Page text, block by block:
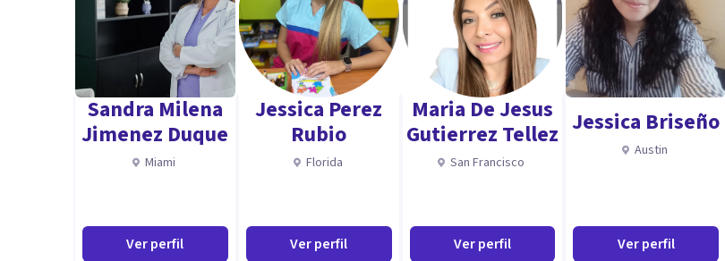
Sandra Milena
Jimenez Duque
Miami
Ver perfil
Jessica Perez
Rubio
Florida
Ver perfil
Maria De Jesus
Gutierrez Tellez
San Francisco
Ver perfil
Jessica Briseño
Austin
Ver perfil